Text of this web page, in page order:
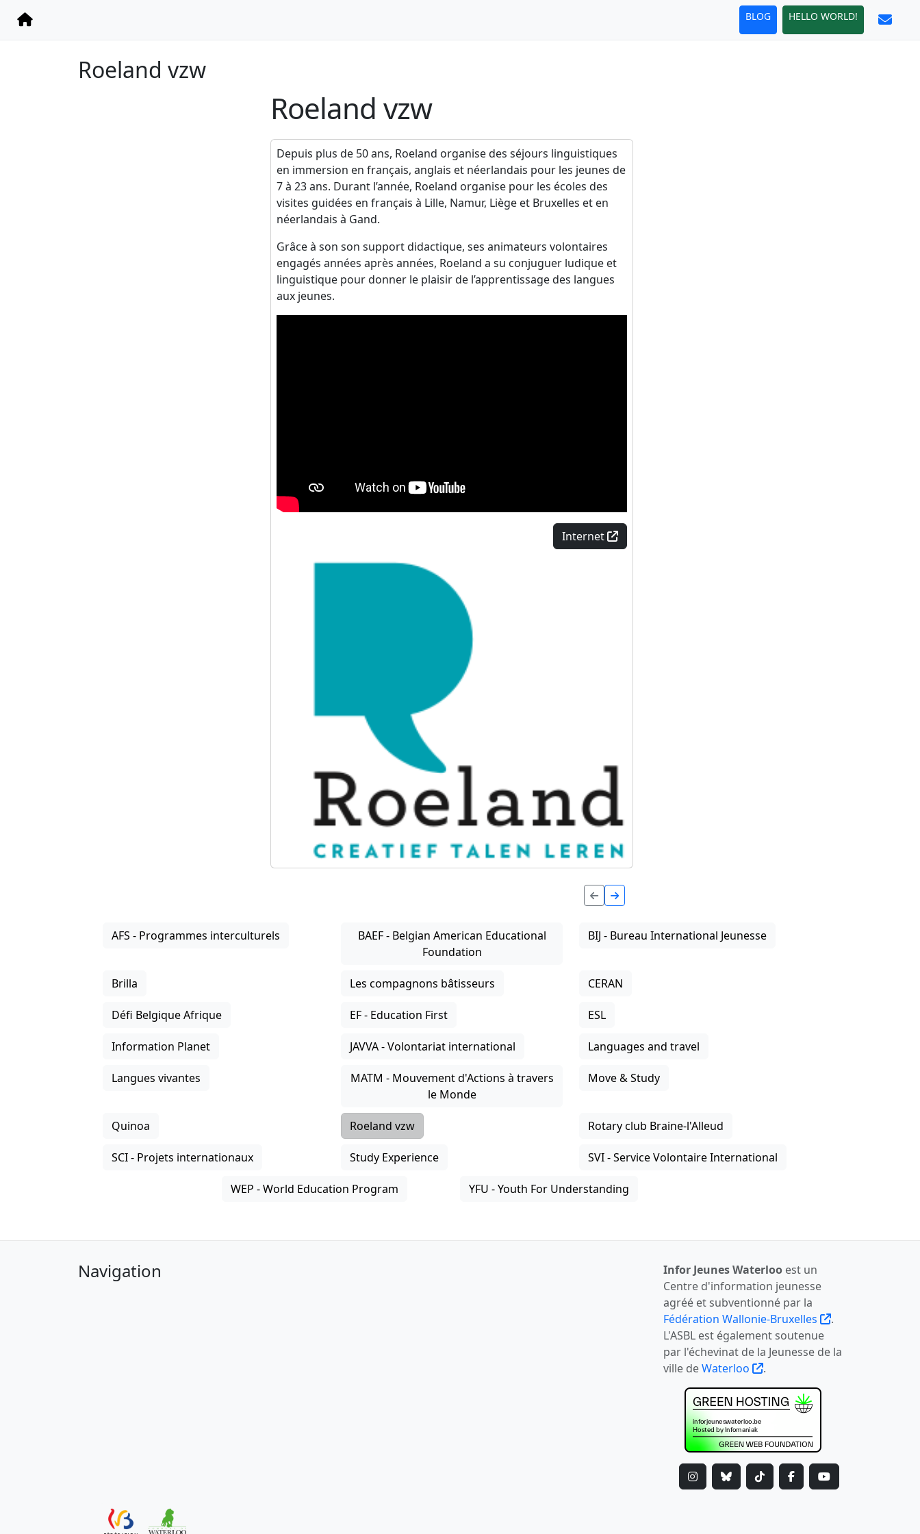
BLOG HELLO WORLD!
Roeland vzw
Roeland vzw
Depuis plus de 50 ans, Roeland organise des séjours linguistiques
en immersion en français, anglais et néerlandais pour les jeunes de
7 à 23 ans. Durant l’année, Roeland organise pour les écoles des
visites guidées en français à Lille, Namur, Liège et Bruxelles et en
néerlandais à Gand.
Grâce à son son support didactique, ses animateurs volontaires
engagés années après années, Roeland a su conjuguer ludique et
linguistique pour donner le plaisir de l’apprentissage des langues
aux jeunes.
Internet
AFS - Programmes interculturels
BAEF - Belgian American Educational
Foundation
BIJ - Bureau International Jeunesse
Brilla Les compagnons bâtisseurs CERAN
Défi Belgique Afrique EF - Education First ESL
Information Planet JAVVA - Volontariat international Languages and travel
Langues vivantes
MATM - Mouvement d'Actions à travers
le Monde
Move & Study
Quinoa Roeland vzw Rotary club Braine-l'Alleud
SCI - Projets internationaux Study Experience SVI - Service Volontaire International
WEP - World Education Program YFU - Youth For Understanding
Navigation Infor Jeunes Waterloo est un
Centre d'information jeunesse
agréé et subventionné par la
Fédération Wallonie-Bruxelles
.
L'ASBL est également soutenue
par l'échevinat de la Jeunesse de la
ville deWaterloo .